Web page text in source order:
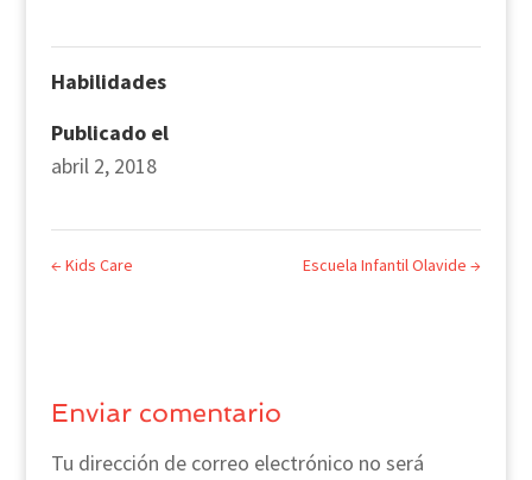
Habilidades
Publicado el
abril 2, 2018
← Kids Care Escuela Infantil Olavide→
Enviar comentario
Tu dirección de correo electrónico no será